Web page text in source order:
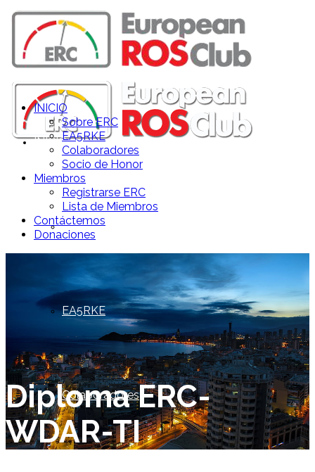
INICIO
Sobre ERC
EA5RKE
Colaboradores
INICIO
Sobre ERC
EA5RKE
Colaboradores
Socio de Honor
Miembros
Registrarse ERC
Lista de Miembros
Contáctemos
Donaciones
Diploma ERC-
WDAR-TI